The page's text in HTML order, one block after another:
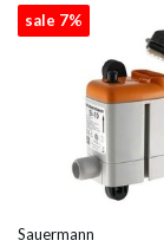
sale 7%
Sauermann